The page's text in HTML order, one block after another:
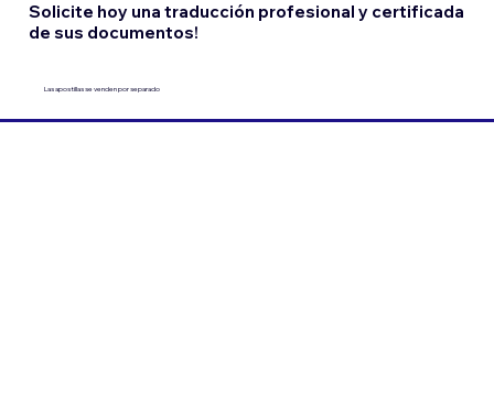
Solicite hoy una traducción profesional y certificada
de sus documentos!
Las apostillas se venden por separado